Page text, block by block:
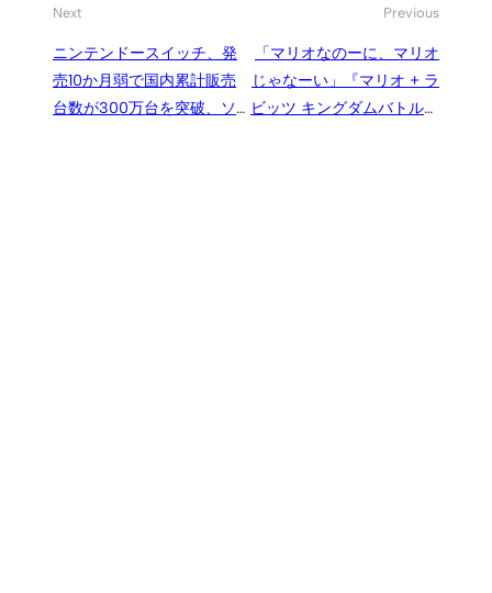
Next
ニンテンドースイッチ、発
売10か月弱で国内累計販売
台数が300万台を突破、ソ
Previous
「マリオなのーに、マリオ
じゃなーい」『マリオ + ラ
ビッツ キングダムバトル』